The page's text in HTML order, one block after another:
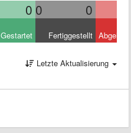
0 0 0
Gestartet Fertiggestellt
Letzte Aktualisierung